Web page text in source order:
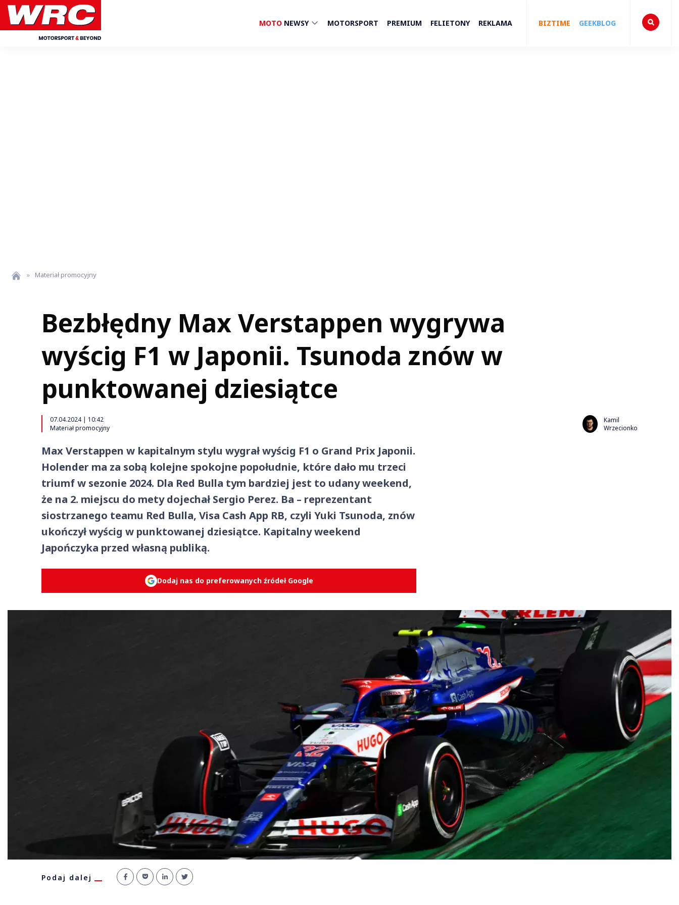
MOTO NEWSY MOTORSPORT PREMIUM FELIETONY REKLAMA BIZTIME GEEKBLOG
» Materiał promocyjny
Bezbłędny Max Verstappen wygrywa
wyścig F1 w Japonii. Tsunoda znów w
punktowanej dziesiątce
07.04.2024 | 10:42
Materiał promocyjny
Kamil
Wrzecionko
Max Verstappen w kapitalnym stylu wygrał wyścig F1 o Grand Prix Japonii.
Holender ma za sobą kolejne spokojne popołudnie, które dało mu trzeci
triumf w sezonie 2024. Dla Red Bulla tym bardziej jest to udany weekend,
że na 2. miejscu do mety dojechał Sergio Perez. Ba – reprezentant
siostrzanego teamu Red Bulla, Visa Cash App RB, czyli Yuki Tsunoda, znów
ukończył wyścig w punktowanej dziesiątce. Kapitalny weekend
Japończyka przed własną publiką.
Dodaj nas do preferowanych źródeł Google
Podaj dalej